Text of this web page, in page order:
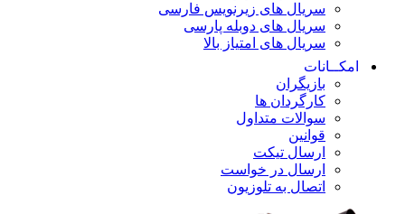
سریال های زیرنویس فارسی
سریال های دوبله پارسی
سریال های امتیاز بالا
امکــانات
بازیگران
کارگردان ها
سوالات متداول
قوانین
ارسال تیکت
ارسال در خواست
اتصال به تلوزیون